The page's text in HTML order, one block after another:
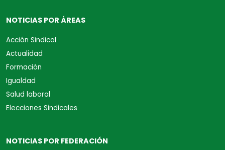
NOTICIAS POR ÁREAS
Acción Sindical
Actualidad
Formación
Igualdad
Salud laboral
Elecciones Sindicales
NOTICIAS POR FEDERACIÓN